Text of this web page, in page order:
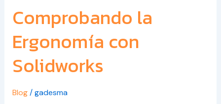
Comprobando la
Ergonomía con
Solidworks
Blog/gadesma